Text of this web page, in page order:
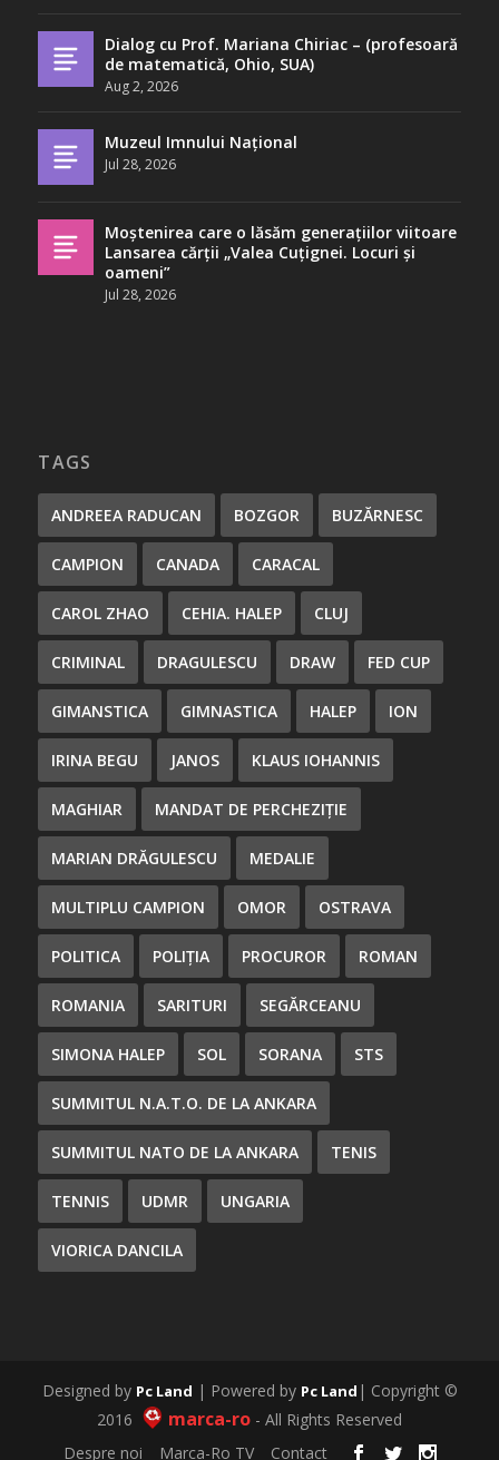
Dialog cu Prof. Mariana Chiriac – (profesoară
de matematică, Ohio, SUA)
Aug 2, 2026
Muzeul Imnului Național
Jul 28, 2026
Moștenirea care o lăsăm generațiilor viitoare
Lansarea cărții „Valea Cuțignei. Locuri și
oameni”
Jul 28, 2026
TAGS
ANDREEA RADUCAN BOZGOR BUZĂRNESC
CAMPION CANADA CARACAL
CAROL ZHAO CEHIA. HALEP CLUJ
CRIMINAL DRAGULESCU DRAW FED CUP
GIMANSTICA GIMNASTICA HALEP ION
IRINA BEGU JANOS KLAUS IOHANNIS
MAGHIAR MANDAT DE PERCHEZIȚIE
MARIAN DRĂGULESCU MEDALIE
MULTIPLU CAMPION OMOR OSTRAVA
POLITICA POLIȚIA PROCUROR ROMAN
ROMANIA SARITURI SEGĂRCEANU
SIMONA HALEP SOL SORANA STS
SUMMITUL N.A.T.O. DE LA ANKARA
SUMMITUL NATO DE LA ANKARA TENIS
TENNIS UDMR UNGARIA
VIORICA DANCILA
Designed by Pc Land | Powered by Pc Land | Copyright ©
2016 marca-ro - All Rights Reserved
Despre noi
Marca-Ro TV Contact